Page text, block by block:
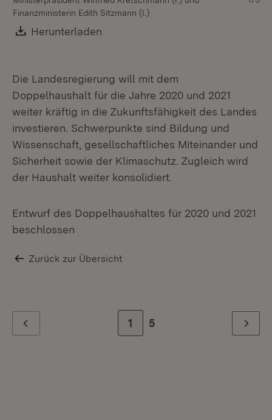
Finanzministerin Edith Sitzmann (l.)
Download:
Herunterladen
Die Landesregierung will mit dem
Doppelhaushalt für die Jahre 2020 und 2021
weiter kräftig in die Zukunftsfähigkeit des Landes
investieren. Schwerpunkte sind Bildung und
Wissenschaft, gesellschaftliches Miteinander und
Sicherheit sowie der Klimaschutz. Zugleich wird
der Haushalt weiter konsolidiert.
Entwurf des Doppelhaushaltes für 2020 und 2021
beschlossen
Zurück zur Übersicht
Zur Seite
1 Zur letzten Seite
5 Weiter